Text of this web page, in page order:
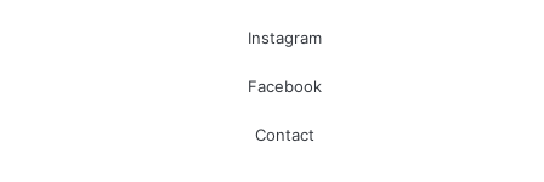
Instagram
Facebook
Contact